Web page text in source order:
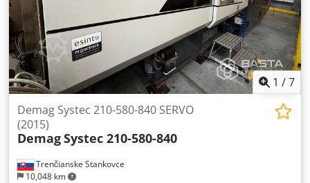
1 /7
Trenčianske Stankovce
10,048 km
Demag Systec 210-580-840 SERVO
(2015)
DemagSystec 210-580-840